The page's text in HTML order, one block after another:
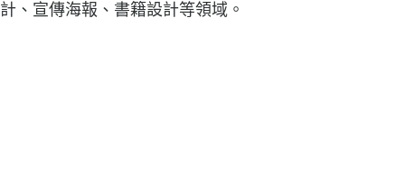
計、宣傳海報、書籍設計等領域。